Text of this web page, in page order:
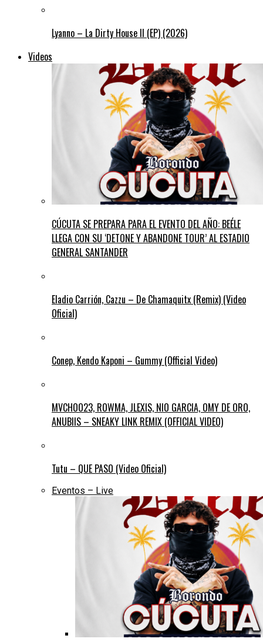
Lyanno – La Dirty House ll (EP) (2026)
Videos
CÚCUTA SE PREPARA PARA EL EVENTO DEL AÑO: BEÉLE
LLEGA CON SU ‘DETONE Y ABANDONE TOUR’ AL ESTADIO
GENERAL SANTANDER
Eladio Carrión, Cazzu – De Chamaquitx (Remix) (Video
Oficial)
Conep, Kendo Kaponi – Gummy (Official Video)
MVCHOO23, ROWMA, JLEXIS, NIO GARCIA, OMY DE ORO,
ANUBIIS – SNEAKY LINK REMIX (OFFICIAL VIDEO)
Tutu – QUE PASO (Video Oficial)
Eventos – Live